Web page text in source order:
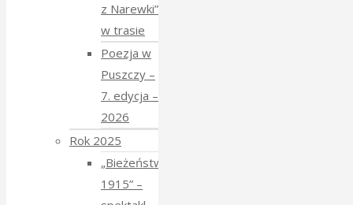
z Narewki”
w trasie
Poezja w
Puszczy –
7. edycja –
2026
Rok 2025
„Bieżeństwo
1915” –